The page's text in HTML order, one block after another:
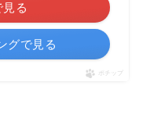
る
グで見る
ポチップ